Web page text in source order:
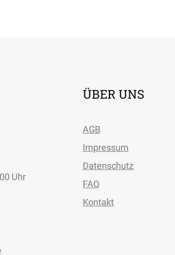
Uhr
ÜBER UNS
AGB
Impressum
Datenschutz
FAQ
Kontakt